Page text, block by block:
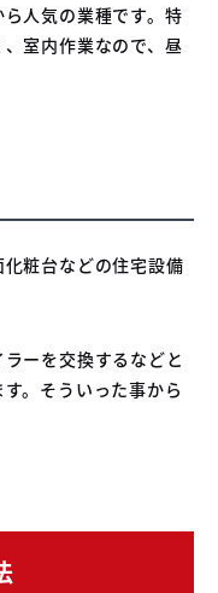
人気の業種です。特
室内作業なので、昼
粧台などの住宅設備
ーを交換するなどと
。そういった事から